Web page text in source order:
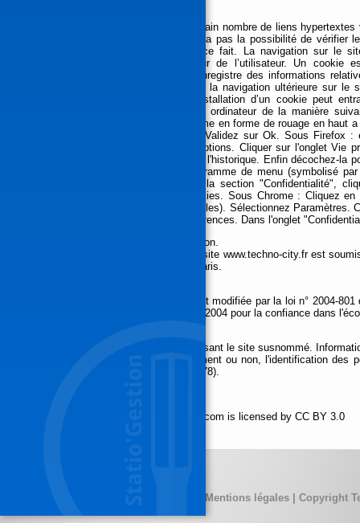
Le site www.techno-city.fr contient un certain nombre de liens
de TechnoCity. Cependant, TechnoCity n’a pas la possibilité de
conséquence aucune responsabilité de ce fait. La navigation sur le
l’installation de cookie(s) sur l’ordinateur de l’utilisateur. Un
l’identification de l’utilisateur, mais qui enregistre des informations
données ainsi obtenues visent à faciliter la navigation ultérieure sur
mesures de fréquentation. Le refus d’installation d’un cookie peut
L’utilisateur peut toutefois configurer son ordinateur de la manière
Internet Explorer : onglet outil (pictogramme en forme de rouage en haut
et choisissez Bloquer tous les cookies. Validez sur Ok. Sous Firefox
bouton Firefox, puis aller dans l'onglet Options. Cliquer sur l'onglet Vie
utiliser les paramètres personnalisés pour l'historique. Enfin décochez-
haut à droite du navigateur sur le pictogramme de menu (symbolisé
Afficher les paramètres avancés. Dans la section "Confidentialité",
"Cookies", vous pouvez bloquer les cookies. Sous Chrome : Cliquez
menu (symbolisé par trois lignes horizontales). Sélectionnez
section "Confidentialité", cliquez sur préférences. Dans l'onglet
9. Droit applicable et attribution de juridiction.
Tout litige en relation avec l’utilisation du site www.techno-city.fr est
juridiction aux tribunaux compétents de Paris.
Loi n° 78-17 du 6 janvier 1978, notamment modifiée par la loi n° 2004-
et aux libertés. Loi n° 2004-575 du 21 juin 2004 pour la confiance dans
Utilisateur : Internaute se connectant, utilisant le site susnommé.
sous quelque forme que ce soit, directement ou non, l'identification des
(article 4 de la loi n° 78-17 du 6 janvier 1978).
www.flaticon.com is licensed by CC BY 3.0
Mentions légales| Copyright